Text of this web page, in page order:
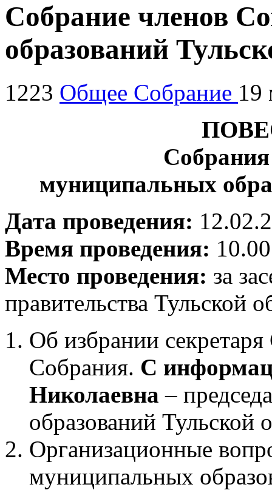
Собрание членов
образований
1223 Общее Собрание 19
муниципальных
Дата проведения:
Время проведения:
Место проведения: за
правительства Тульской
Об избрании
Собрания. С
Николаевна –
образований Тульской
Организационные
муниципальных